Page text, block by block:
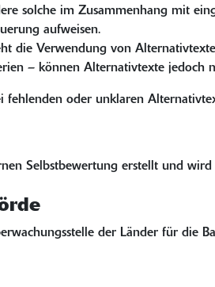
solche im Zusammenhang mit
aufweisen.
die Verwendung von
– können Alternativtexte jedoch
fehlenden oder unklaren
Selbstbewertung erstellt und
der Länder für die